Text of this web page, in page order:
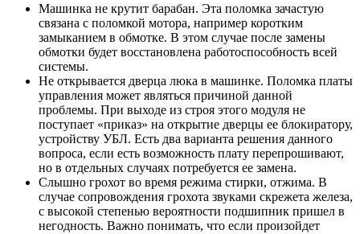
Машинка не крутит барабан. Эта поломка зачастую
связана с поломкой мотора, например коротким
замыканием в обмотке. В этом случае после замены
обмотки будет восстановлена работоспособность всей
системы.
Не открывается дверца люка в машинке. Поломка платы
управления может являться причиной данной
проблемы. При выходе из строя этого модуля не
поступает «приказ» на открытие дверцы ее блокиратору,
устройству УБЛ. Есть два варианта решения данного
вопроса, если есть возможность плату перепрошивают,
но в отдельных случаях потребуется ее замена.
Слышно грохот во время режима стирки, отжима. В
случае сопровождения грохота звуками скрежета железа,
с высокой степенью вероятности подшипник пришел в
негодность. Важно понимать, что если произойдет